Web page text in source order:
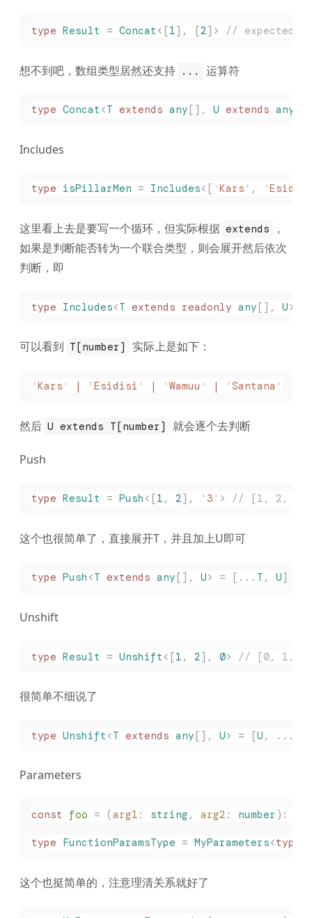
type Result = Concat <[1], [2]> // expected
想不到吧，数组类型居然还支持 ... 运算符
type Concat <T extends any [], U extends any
Includes
type isPillarMen = Includes<[ ' Kars ' , '
这里看上去是要写一个循环，但实际根据 extends
，
如果是判断能否转为一个联合类型，则会展开然后依次
判断，即
type Includes<T extends readonly any [], U>
可以看到 T[number] 实际上是如下：
' Kars ' | ' Esidisi ' | ' Wamuu ' | ' Santana '
然后 U extends T[number] 就会逐个去判断
Push
type Result = Push <[1 , 2], ' 3 ' > // [1, 2,
这个也很简单了，直接展开T，并且加上U即可
type Push <T extends any [], U> = [... T , U]
Unshift
type Result = Unshift <[1 , 2], 0> // [0, 1,
很简单不细说了
type Unshift <T extends any [], U> = [U , ...
Parameters
const foo = (arg1 : string , arg2 : number ):
type FunctionParamsType = MyParameters<
这个也挺简单的，注意理清关系就好了